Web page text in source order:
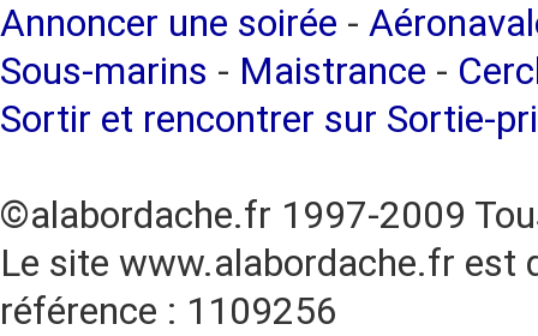
Annoncer une soirée -
Sous-marins - Maistrance -
Sortir et rencontrer sur Sortie-
©alabordache.fr 1997-2009
Le site www.alabordache.fr est
référence : 1109256